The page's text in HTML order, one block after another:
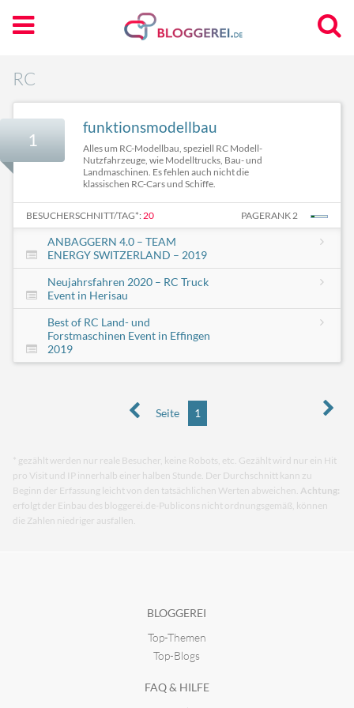
RC
1
funktionsmodellbau
Alles um RC-Modellbau, speziell RC Modell-
Nutzfahrzeuge, wie Modelltrucks, Bau- und
Landmaschinen. Es fehlen auch nicht die
klassischen RC-Cars und Schiffe.
BESUCHERSCHNITT/TAG*: 20 PAGERANK 2
ANBAGGERN 4.0 – TEAM
ENERGY SWITZERLAND – 2019
Neujahrsfahren 2020 – RC Truck
Event in Herisau
Best of RC Land- und
Forstmaschinen Event in Effingen
2019
Seite 1
* gezählt werden nur reale Besucher, keine Robots, etc. Gezählt wird nur ein Hit
pro Visit und IP innerhalb einer halben Stunde. Der Durchschnitt kann zu
Beginn der Erfassung leicht von den tatsächlichen Werten abweichen. Achtung:
erfolgt der Einbau des bloggerei.de-Publicons nicht ordnungsgemäß, können
die Zahlen niedriger ausfallen.
BLOGGEREI
Top-Themen
Top-Blogs
FAQ & HILFE